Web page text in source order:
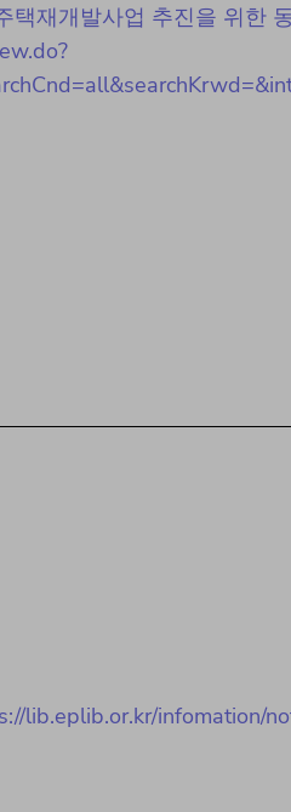
재개발사업 추진을 위한
lib.eplib.or.kr/infomation/